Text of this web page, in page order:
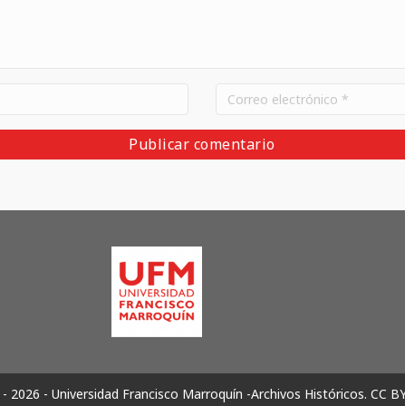
2026 - Universidad Francisco Marroquín -Archivos Históricos. CC